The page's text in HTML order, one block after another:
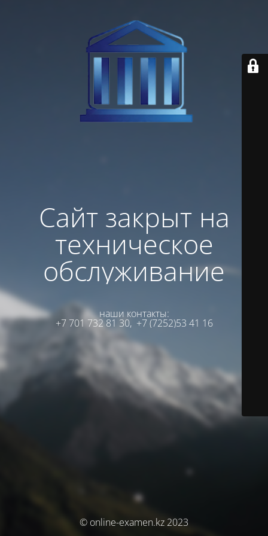
Сайт закрыт на
техническое
обслуживание
наши контакты:
+7 701 732 81 30, +7 (7252)53 41 16
© online-examen.kz 2023